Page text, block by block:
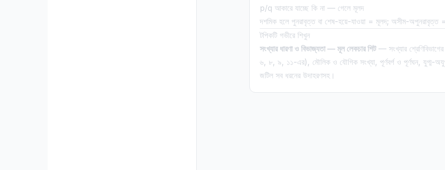
p/q আকারে যাচ্ছে কি না — গেলে মূলদ
দশমিক হলে পুনরাবৃত্ত বা শেষ-হয়ে-যাওয়া = মূলদ; অসীম-
টপিকটি গভীরে শিখুন
সংখ্যার ধারণা ও বিভাজ্যতা — মূল লেকচার শিট— সংখ্যার
৬, ৮, ৯, ১১-এর), মৌলিক ও যৌগিক সংখ্যা, পূর্ণবর্গ ও পূর্ণঘন, যুগ্ম-
জটিল সব ধরনের উদাহরণসহ।